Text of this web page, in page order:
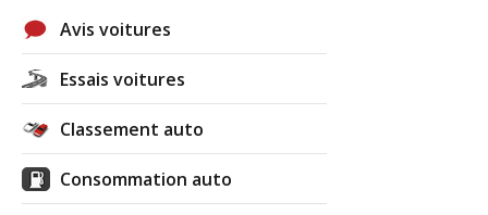
Avis voitures
Essais voitures
Classement auto
Consommation auto